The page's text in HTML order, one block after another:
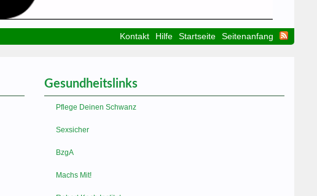
Kontakt Hilfe Startseite Seitenanfang
Gesundheitslinks
Pflege Deinen Schwanz
Sexsicher
BzgA
Machs Mit!